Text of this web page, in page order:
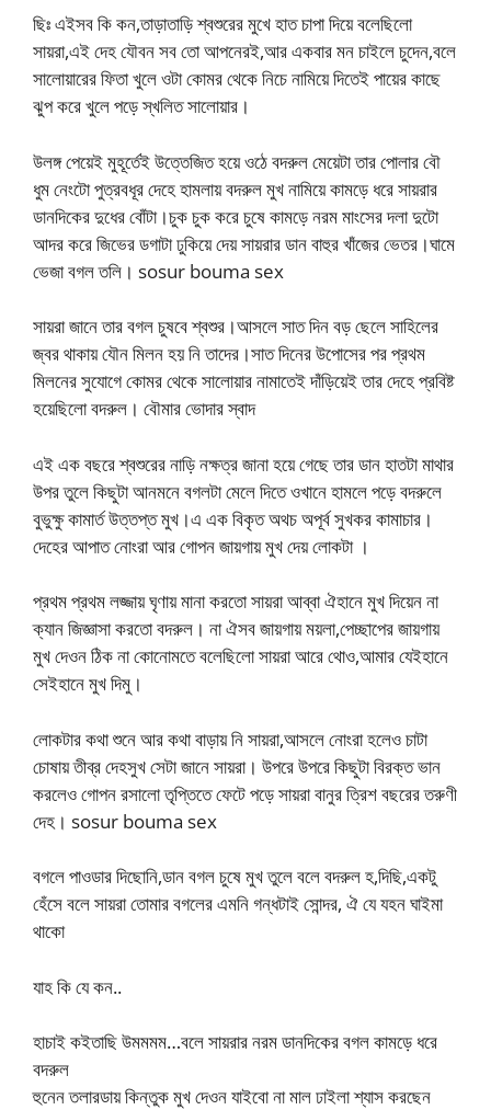
ছিঃ এইসব কি কন,তাড়াতাড়ি শ্বশুরের মুখে হাত চাপা দিয়ে বলেছিলো
সায়রা,এই দেহ যৌবন সব তো আপনেরই,আর একবার মন চাইলে চুদেন,বলে
সালোয়ারের ফিতা খুলে ওটা কোমর থেকে নিচে নামিয়ে দিতেই পায়ের কাছে
ঝুপ করে খুলে পড়ে স্খলিত সালোয়ার।
উলঙ্গ পেয়েই মুহূর্তেই উত্তেজিত হয়ে ওঠে বদরুল মেয়েটা তার পোলার বৌ
ধুম নেংটো পুত্রবধূর দেহে হামলায় বদরুল মুখ নামিয়ে কামড়ে ধরে সায়রার
ডানদিকের দুধের বোঁটা।চুক চুক করে চুষে কামড়ে নরম মাংসের দলা দুটো
আদর করে জিভের ডগাটা ঢুকিয়ে দেয় সায়রার ডান বাহুর খাঁজের ভেতর।ঘামে
ভেজা বগল তলি। sosur bouma sex
সায়রা জানে তার বগল চুষবে শ্বশুর।আসলে সাত দিন বড় ছেলে সাহিলের
জ্বর থাকায় যৌন মিলন হয় নি তাদের।সাত দিনের উপোসের পর প্রথম
মিলনের সুযোগে কোমর থেকে সালোয়ার নামাতেই দাঁড়িয়েই তার দেহে প্রবিষ্ট
হয়েছিলো বদরুল। বৌমার ভোদার স্বাদ
এই এক বছরে শ্বশুরের নাড়ি নক্ষত্র জানা হয়ে গেছে তার ডান হাতটা মাথার
উপর তুলে কিছুটা আনমনে বগলটা মেলে দিতে ওখানে হামলে পড়ে বদরুলে
বুভুক্ষু কামার্ত উত্তপ্ত মুখ।এ এক বিকৃত অথচ অপূর্ব সুখকর কামাচার।
দেহের আপাত নোংরা আর গোপন জায়গায় মুখ দেয় লোকটা ।
প্রথম প্রথম লজ্জায় ঘৃণায় মানা করতো সায়রা আব্বা ঐহানে মুখ দিয়েন না
ক্যান জিজ্ঞাসা করতো বদরুল। না ঐসব জায়গায় ময়লা,পেচ্ছাপের জায়গায়
মুখ দেওন ঠিক না কোনোমতে বলেছিলো সায়রা আরে থোও,আমার যেইহানে
সেইহানে মুখ দিমু।
লোকটার কথা শুনে আর কথা বাড়ায় নি সায়রা,আসলে নোংরা হলেও চাটা
চোষায় তীব্র দেহসুখ সেটা জানে সায়রা। উপরে উপরে কিছুটা বিরক্ত ভান
করলেও গোপন রসালো তৃপ্তিতে ফেটে পড়ে সায়রা বানুর ত্রিশ বছরের তরুণী
দেহ। sosur bouma sex
বগলে পাওডার দিছোনি,ডান বগল চুষে মুখ তুলে বলে বদরুল হ,দিছি,একটু
হেঁসে বলে সায়রা তোমার বগলের এমনি গন্ধটাই সোন্দর, ঐ যে যহন ঘাইমা
থাকো
যাহ কি যে কন..
হাচাই কইতাছি উমমমম…বলে সায়রার নরম ডানদিকের বগল কামড়ে ধরে
বদরুল
হুনেন তলারডায় কিন্তুক মুখ দেওন যাইবো না মাল ঢাইলা শ্যাস করছেন